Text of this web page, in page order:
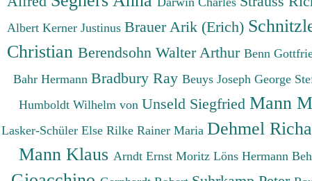
Albert Kerner Justinus Brauer Arik (Erich)
Christian Berendsohn Walter Arthur Benn
Bahr Hermann Bradbury Ray Beuys Joseph George
Humboldt Wilhelm von Unseld Siegfried Mann
Lasker-Schüler Else Rilke Rainer Maria Dehmel
Mann Klaus Arndt Ernst Moritz Löns Hermann